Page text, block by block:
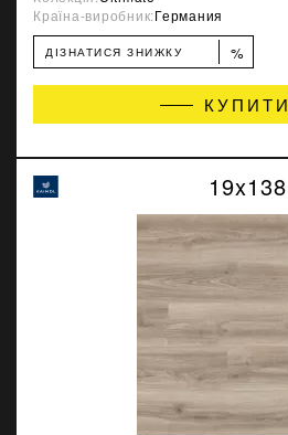
Країна-виробник:Германия
ДІЗНАТИСЯ ЗНИЖКУ %
КУПИТИ
19x138